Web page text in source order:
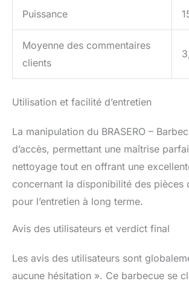
Puissance
Moyenne des commentaires
clients
Utilisation et facilité d’entretien
La manipulation du BRASERO –
d’accès, permettant une maîtrise
nettoyage tout en offrant une
concernant la disponibilité des
pour l’entretien à long terme.
Avis des utilisateurs et verdict final
Les avis des utilisateurs sont
aucune hésitation ». Ce barbecue se